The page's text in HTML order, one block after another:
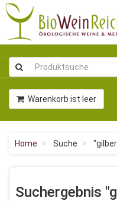
Warenkorb ist leer
Home Suche
Suchergebnis